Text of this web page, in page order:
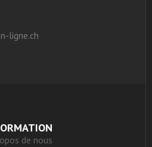
ligne.ch
de nous